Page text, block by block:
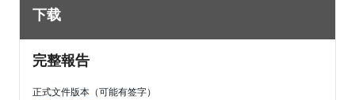
下载
完整報告
正式文件版本（可能有签字）